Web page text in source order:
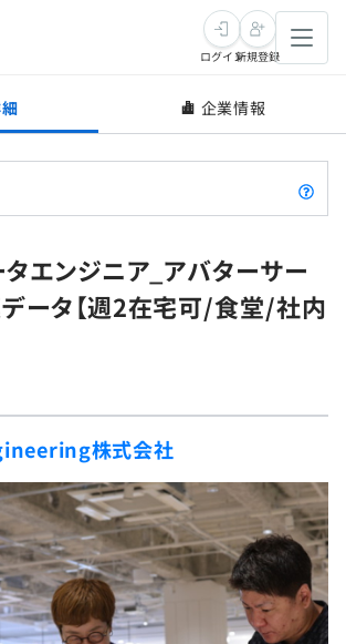
覧
ログイン新規登録
企業情報
タエンジニア_アバターサー
ータ【週2在宅可/食堂/社内
株式会社